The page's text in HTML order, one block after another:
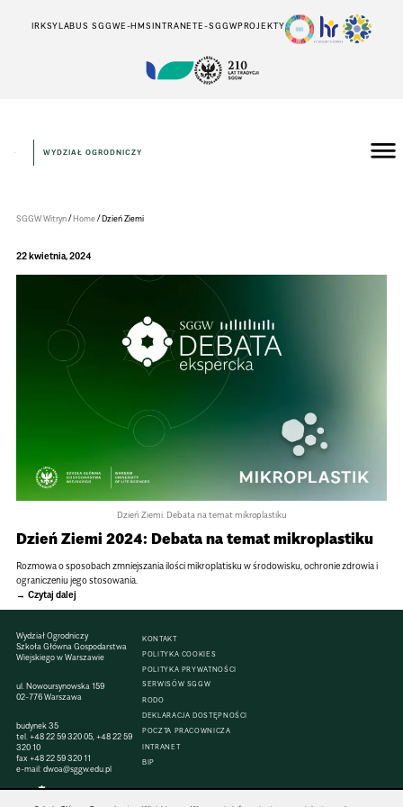
IRKSYLABUS SGGWE-HMSINTRANETE-SGGWPROJEKTY
WYDZIAŁ OGRODNICZY
SGGW Witryn/Home/Dzień Ziemi
22 kwietnia, 2024
Dzień Ziemi. Debata na temat mikroplastiku
Dzień Ziemi 2024: Debata na temat mikro­pla­stiku
Roz­mowa o spo­so­bach zmniej­sza­nia ilo­ści mikro­pla­ti­sku w śro­do­wi­sku, ochro­nie zdro­wia i
ogra­ni­cze­niu jego sto­so­wa­nia.
Czytaj dalej
Wydział Ogrodniczy
Szkoła Główna Gospodarstwa
Wiejskiego w Warszawie
ul. Nowoursynowska 159
02-776 Warszawa
budynek 35
tel. +48 22 59 320 05, +48 22 59
320 10
fax +48 22 59 320 11
e-mail:dwoa@sggw.edu.pl
KONTAKT
POLITYKA COOKIES
POLITYKA PRYWATNOŚCI
SERWISÓW SGGW
RODO
DEKLARACJA DOSTĘPNOŚCI
POCZTA PRACOWNICZA
INTRANET
BIP